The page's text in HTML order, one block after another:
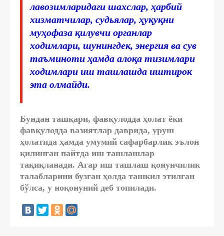
лавозимларидаги шахслар, ҳарбий
хизматчилар, судьялар, ҳуқуқни
муҳофаза қилувчи органлар
ходимлари, шунингдек, энергия ва сув
таъминоти ҳамда алоқа тизимлари
ходимлари иш ташлашда иштирок
эта олмайди.
Бундан ташқари, фавқулодда ҳолат ёки
фавқулодда вазиятлар даврида, уруш
ҳолатида ҳамда умумий сафарбарлик эълон
қилинган пайтда иш ташлашлар
тақиқланади. Агар иш ташлаш қонунчилик
талабларини бузган ҳолда ташкил этилган
бўлса, у ноқонуний деб топилади.